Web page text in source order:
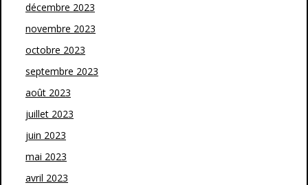
décembre 2023
novembre 2023
octobre 2023
septembre 2023
août 2023
juillet 2023
juin 2023
mai 2023
avril 2023